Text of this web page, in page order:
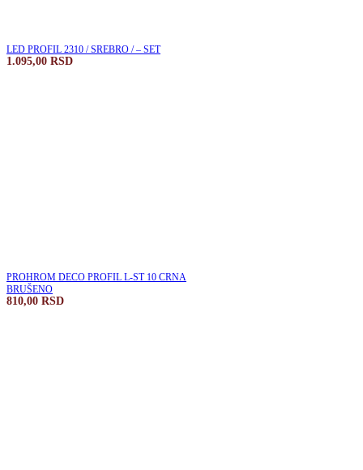
LED PROFIL 2310 / SREBRO / – SET
1.095,00 RSD
PROHROM DECO PROFIL L-ST 10 CRNA
BRUŠENO
810,00 RSD